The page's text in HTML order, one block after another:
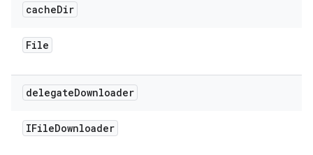
cacheDir
File
delegateDownloader
IFileDownloader